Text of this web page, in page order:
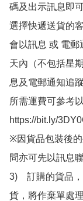
碼及出示訊息即
選擇快遞送貨的客
會以訊息 或 電
天內（不包括星
息及電郵通知追
所需運費可參考
https://bit.ly/
※因貨品包裝後
問亦可先以訊息
3)　訂購的貨品
貨，將作棄單處